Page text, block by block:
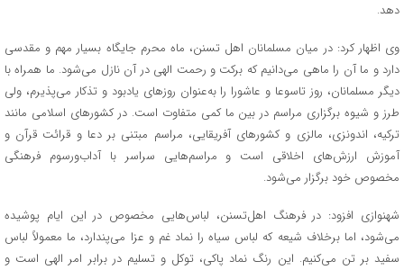
دهد.
وی اظهار کرد: در میان مسلمانان اهل‌ تسنن، ماه محرم جایگاه بسیار مهم و مقدسی
دارد و ما آن را ماهی می‌دانیم که برکت و رحمت الهی در آن نازل می‌شود. ما همراه با
دیگر مسلمانان، روز تاسوعا و عاشورا را به‌عنوان روزهای یادبود و تذکار می‌پذیرم، ولی
طرز و شیوه برگزاری مراسم در بین ما کمی متفاوت است. در کشورهای اسلامی مانند
ترکیه، اندونزی، مالزی و کشورهای آفریقایی، مراسم مبتنی بر دعا و قرائت قرآن و
آموزش ارزش‌های اخلاقی است و مراسم‌هایی سراسر با آداب‌ورسوم فرهنگی
مخصوص خود برگزار می‌شود.
شهنوازی افزود: در فرهنگ اهل‌تسنن، لباس‌هایی مخصوص در این ایام پوشیده
می‌شود، اما برخلاف شیعه که لباس سیاه را نماد غم و عزا می‌پندارد، ما معمولاً لباس
سفید بر تن می‌کنیم. این رنگ نماد پاکی، توکل و تسلیم در برابر امر الهی است و